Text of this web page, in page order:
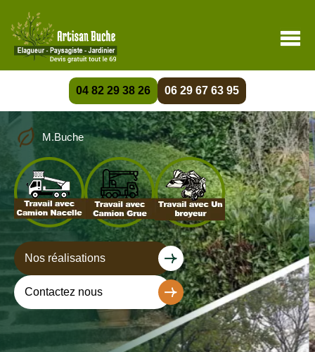
04 82 29 38 26 06 29 67 63 95
M.Buche
Nos réalisations
Contactez nous